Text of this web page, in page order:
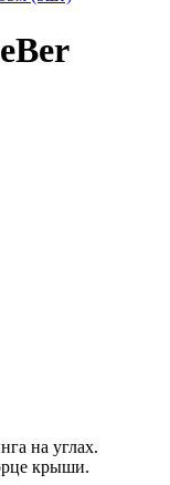
на углах.
крыши.